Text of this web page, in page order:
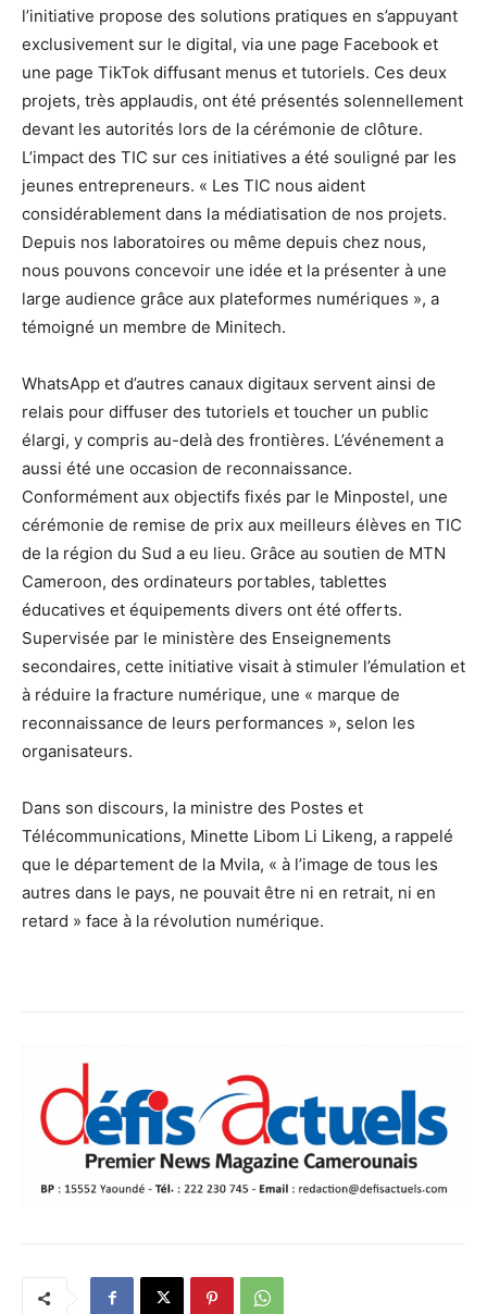
l’initiative propose des solutions pratiques en s’appuyant
exclusivement sur le digital, via une page Facebook et
une page TikTok diffusant menus et tutoriels. Ces deux
projets, très applaudis, ont été présentés solennellement
devant les autorités lors de la cérémonie de clôture.
L’impact des TIC sur ces initiatives a été souligné par les
jeunes entrepreneurs. « Les TIC nous aident
considérablement dans la médiatisation de nos projets.
Depuis nos laboratoires ou même depuis chez nous,
nous pouvons concevoir une idée et la présenter à une
large audience grâce aux plateformes numériques », a
témoigné un membre de Minitech.
WhatsApp et d’autres canaux digitaux servent ainsi de
relais pour diffuser des tutoriels et toucher un public
élargi, y compris au-delà des frontières. L’événement a
aussi été une occasion de reconnaissance.
Conformément aux objectifs fixés par le Minpostel, une
cérémonie de remise de prix aux meilleurs élèves en TIC
de la région du Sud a eu lieu. Grâce au soutien de MTN
Cameroon, des ordinateurs portables, tablettes
éducatives et équipements divers ont été offerts.
Supervisée par le ministère des Enseignements
secondaires, cette initiative visait à stimuler l’émulation et
à réduire la fracture numérique, une « marque de
reconnaissance de leurs performances », selon les
organisateurs.
Dans son discours, la ministre des Postes et
Télécommunications, Minette Libom Li Likeng, a rappelé
que le département de la Mvila, « à l’image de tous les
autres dans le pays, ne pouvait être ni en retrait, ni en
retard » face à la révolution numérique.